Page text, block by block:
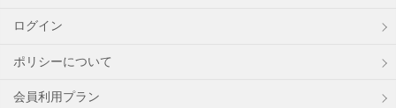
ログイン
ポリシーについて
会員利用プラン